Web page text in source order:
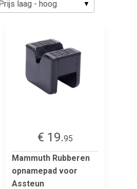
€ 19.95
Mammuth Rubberen
opnamepad voor
Assteun